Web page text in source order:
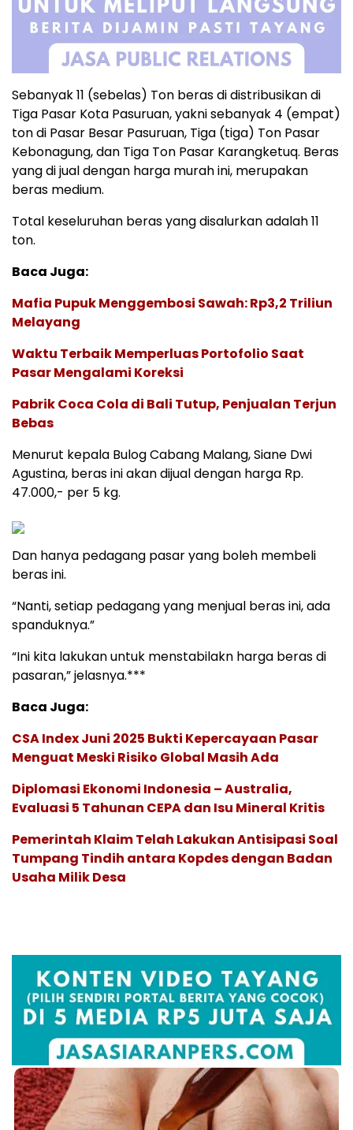
Sebanyak 11 (sebelas) Ton beras di distribusikan di
Tiga Pasar Kota Pasuruan, yakni sebanyak 4 (empat)
ton di Pasar Besar Pasuruan, Tiga (tiga) Ton Pasar
Kebonagung, dan Tiga Ton Pasar Karangketuq. Beras
yang di jual dengan harga murah ini, merupakan
beras medium.
Total keseluruhan beras yang disalurkan adalah 11
ton.
Baca Juga:
Mafia Pupuk Menggembosi Sawah: Rp3,2 Triliun
Melayang
Waktu Terbaik Memperluas Portofolio Saat
Pasar Mengalami Koreksi
Pabrik Coca Cola di Bali Tutup, Penjualan Terjun
Bebas
Menurut kepala Bulog Cabang Malang, Siane Dwi
Agustina, beras ini akan dijual dengan harga Rp.
47.000,- per 5 kg.
Dan hanya pedagang pasar yang boleh membeli
beras ini.
“Nanti, setiap pedagang yang menjual beras ini, ada
spanduknya.”
“Ini kita lakukan untuk menstabilakn harga beras di
pasaran,” jelasnya.***
Baca Juga:
CSA Index Juni 2025 Bukti Kepercayaan Pasar
Menguat Meski Risiko Global Masih Ada
Diplomasi Ekonomi Indonesia – Australia,
Evaluasi 5 Tahunan CEPA dan Isu Mineral Kritis
Pemerintah Klaim Telah Lakukan Antisipasi Soal
Tumpang Tindih antara Kopdes dengan Badan
Usaha Milik Desa